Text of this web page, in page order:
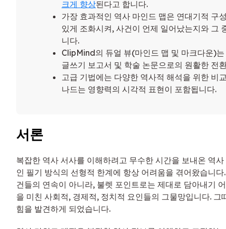
크게 향상된다고 합니다.
가장 효과적인 역사 마인드 맵은 연대기적 구
있게 조화시켜, 사건이 언제 일어났는지와 그
니다.
ClipMind의 듀얼 뷰(마인드 맵 및 마크다운)
글쓰기 보고서 및 학술 논문으로의 원활한 전
고급 기법에는 다양한 역사적 해석을 위한 비
나드는 영향력의 시각적 표현이 포함됩니다.
서론
복잡한 역사 서사를 이해하려고 무수한 시간을 보내온 역
인 필기 방식의 선형적 한계에 항상 어려움을 겪어왔습니
건들의 연속이 아니라, 불렛 포인트로는 제대로 담아내기
을 미친 사회적, 경제적, 정치적 요인들의 그물망입니다. 그
힘을 발견하게 되었습니다.